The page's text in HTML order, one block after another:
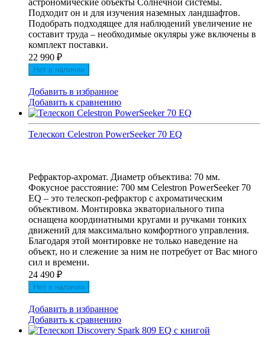
астрономические объекты Солнечной системы.
Подходит он и для изучения наземных ландшафтов.
Подобрать подходящее для наблюдений увеличение не
составит труда – необходимые окуляры уже включены в
комплект поставки.
22 990 ₽
Нет в наличии
Добавить в избранное
Добавить к сравнению
Телескоп Celestron PowerSeeker 70 EQ
Рефрактор-ахромат. Диаметр объектива: 70 мм.
Фокусное расстояние: 700 мм Celestron PowerSeeker 70
EQ – это телескоп-рефрактор с ахроматическим
объективом. Монтировка экваториального типа
оснащена координатными кругами и ручками тонких
движений для максимально комфортного управления.
Благодаря этой монтировке не только наведение на
объект, но и слежение за ним не потребует от Вас много
сил и времени.
24 490 ₽
Нет в наличии
Добавить в избранное
Добавить к сравнению